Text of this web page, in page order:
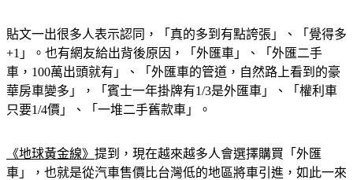
貼文一出很多人表示認同，「真的多到有點誇張」、「覺得多
+1」。也有網友給出背後原因，「外匯車」、「外匯二手
車，100萬出頭就有」、「外匯車的管道，自然路上看到的豪
華房車變多」，「賓士一年掛牌有1/3是外匯車」、「權利車
只要1/4價」、「一堆二手舊款車」。
《地球黃金線》 提到，現在越來越多人會選擇購買「外匯
車」，也就是從汽車售價比台灣低的地區將車引進，如此一來